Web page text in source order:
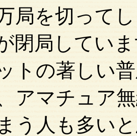
局を切って
閉局してい
トの著しい
アマチュア
う人も多い